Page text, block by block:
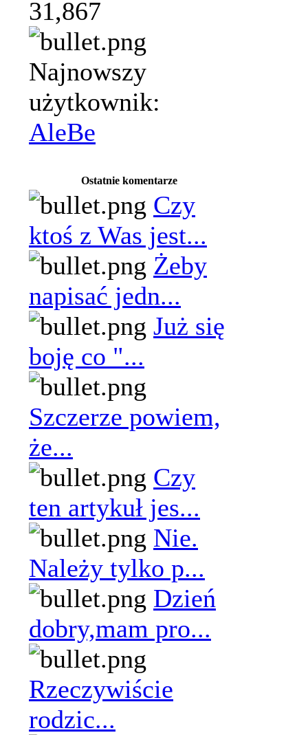
31,867
Najnowszy
użytkownik:
AleBe
Ostatnie komentarze
Czy
ktoś z Was jest...
Żeby
napisać jedn...
Już się
boję co "...
Szczerze powiem,
że...
Czy
ten artykuł jes...
Nie.
Należy tylko p...
Dzień
dobry,mam pro...
Rzeczywiście
rodzic...